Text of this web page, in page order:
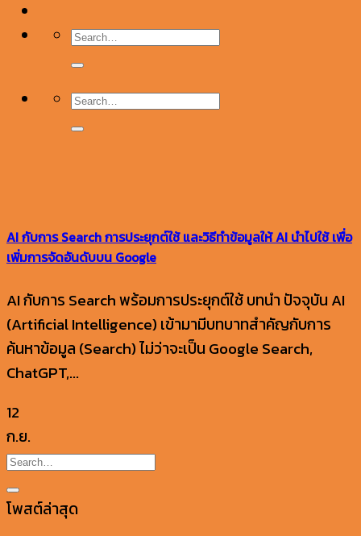
AI กับการ Search การประยุกต์ใช้ และวิธีทำข้อมูลให้ AI นำไปใช้ เพื่อ
เพิ่มการจัดอันดับบน Google
AI กับการ Search พร้อมการประยุกต์ใช้ บทนำ ปัจจุบัน AI
(Artificial Intelligence) เข้ามามีบทบาทสำคัญกับการ
ค้นหาข้อมูล (Search) ไม่ว่าจะเป็น Google Search,
ChatGPT,...
12
ก.ย.
โพสต์ล่าสุด